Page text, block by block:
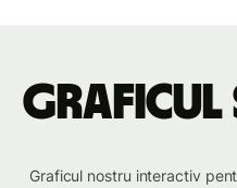
Graficul
Graficul nostru interactiv